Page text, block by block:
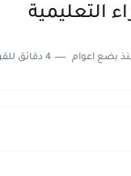
في النباتات
بضع اعوام 4 دقائق للقراءة